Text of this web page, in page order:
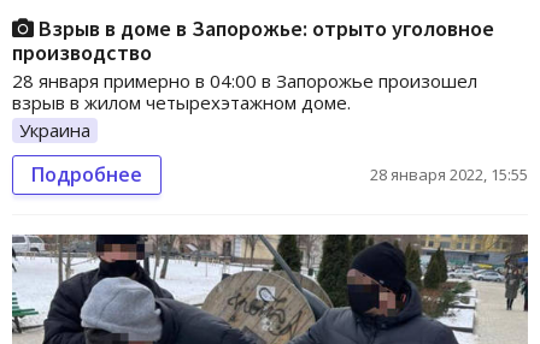
Взрыв в доме в Запорожье: отрыто уголовное
производство
28 января примерно в 04:00 в Запорожье произошел
взрыв в жилом четырехэтажном доме.
Украина
Подробнее 28 января 2022, 15:55